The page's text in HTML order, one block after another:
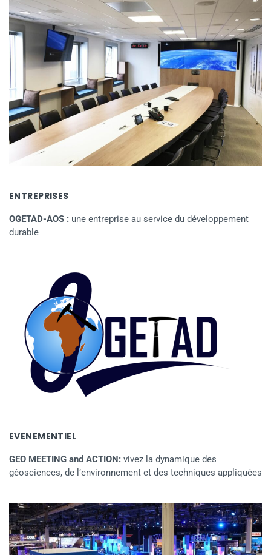
ENTREPRISES
OGETAD-AOS : une entreprise au service du développement
durable
EVENEMENTIEL
GEO MEETING and ACTION: vivez la dynamique des
géosciences, de l’environnement et des techniques appliquées